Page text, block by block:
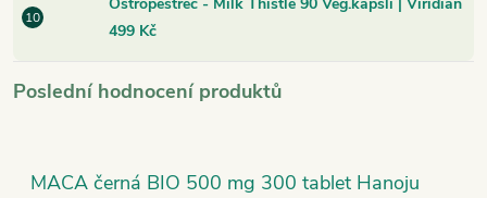
499 Kč
Poslední hodnocení produktů
MACA černá BIO 500 mg 300 tablet Hanoju